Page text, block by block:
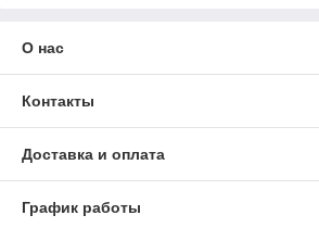
О нас
Контакты
Доставка и оплата
График работы